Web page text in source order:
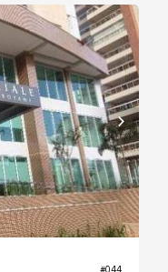
#044